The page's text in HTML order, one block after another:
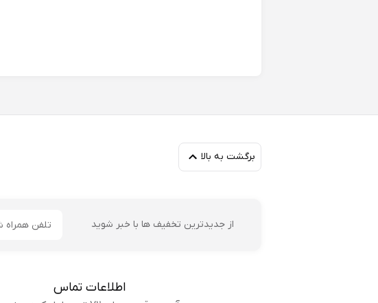
برگشت به بالا
از جدیدترین تخفیف ها با خبر شوید
ایمیل
اطلاعات تماس